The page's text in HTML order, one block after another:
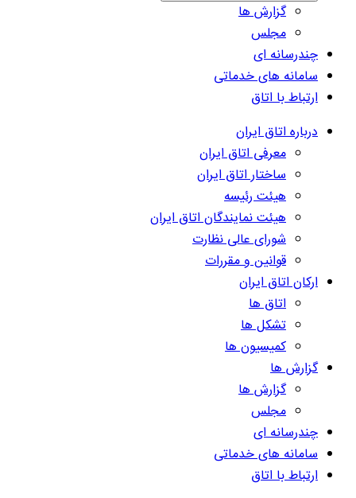
گزارش ها
مجلس
چندرسانه ای
سامانه های خدماتی
ارتباط با اتاق
درباره اتاق ایران
معرفی اتاق ایران
ساختار اتاق ایران
هیئت رئیسه
هیئت نمایندگان اتاق ایران
شورای عالی نظارت
قوانین و مقررات
ارکان اتاق ایران
اتاق ها
تشکل ها
کمیسیون ها
گزارش ها
گزارش ها
مجلس
چندرسانه ای
سامانه های خدماتی
ارتباط با اتاق